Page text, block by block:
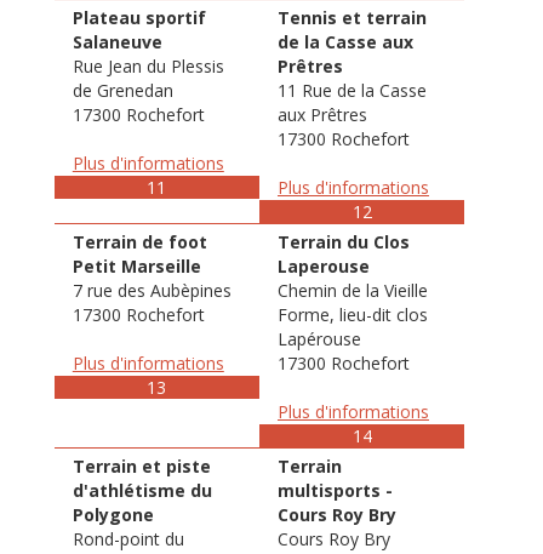
Plateau sportif
Salaneuve
Rue Jean du Plessis
de Grenedan
17300 Rochefort
Plus d'informations
11
Tennis et terrain
de la Casse aux
Prêtres
11 Rue de la Casse
aux Prêtres
17300 Rochefort
Plus d'informations
12
Terrain de foot
Petit Marseille
7 rue des Aubèpines
17300 Rochefort
Plus d'informations
13
Terrain du Clos
Laperouse
Chemin de la Vieille
Forme, lieu-dit clos
Lapérouse
17300 Rochefort
Plus d'informations
14
Terrain et piste
d'athlétisme du
Polygone
Rond-point du
Terrain
multisports -
Cours Roy Bry
Cours Roy Bry